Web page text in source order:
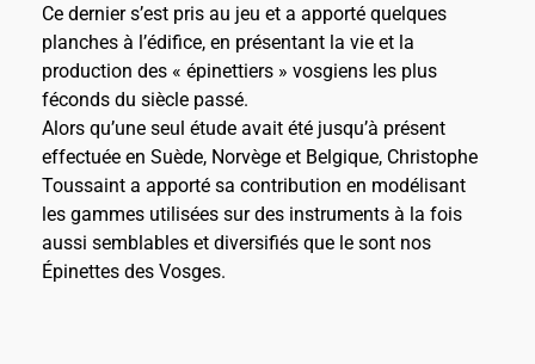
Ce dernier s’est pris au jeu et a apporté quelques
planches à l’édifice, en présentant la vie et la
production des « épinettiers » vosgiens les plus
féconds du siècle passé.
Alors qu’une seul étude avait été jusqu’à présent
effectuée en Suède, Norvège et Belgique, Christophe
Toussaint a apporté sa contribution en modélisant
les gammes utilisées sur des instruments à la fois
aussi semblables et diversifiés que le sont nos
Épinettes des Vosges.